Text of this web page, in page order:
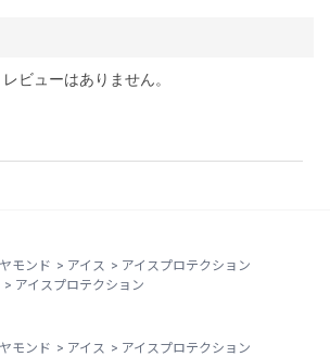
レビューはありません。
モンド > アイス > アイスプロテクション
> アイスプロテクション
モンド > アイス > アイスプロテクション